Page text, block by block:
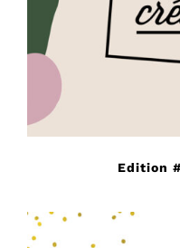
Edition